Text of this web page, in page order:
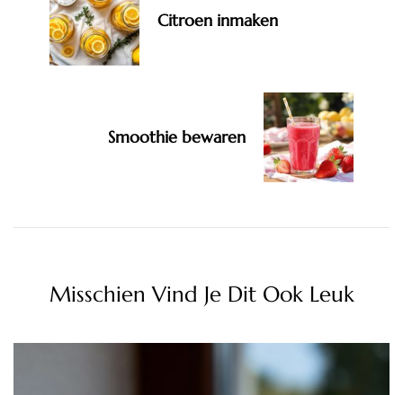
Citroen inmaken
Smoothie bewaren
Misschien Vind Je Dit Ook Leuk